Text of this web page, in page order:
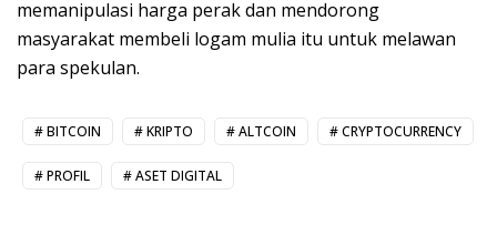
memanipulasi harga perak dan mendorong
masyarakat membeli logam mulia itu untuk melawan
para spekulan.
BITCOIN KRIPTO ALTCOIN CRYPTOCURRENCY
PROFIL ASET DIGITAL